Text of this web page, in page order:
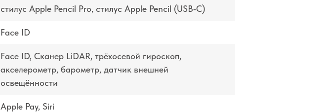
стилус Apple Pencil Pro, стилус Apple Pencil (USB‑C)
Face ID
Face ID, Сканер LiDAR, трёхосевой гироскоп,
акселерометр, барометр, датчик внешней
освещённости
Apple Pay, Siri